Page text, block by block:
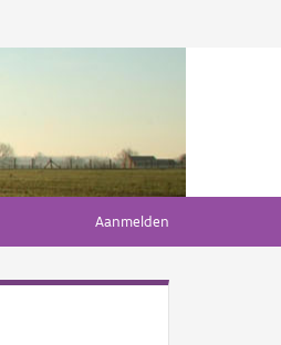
Aanmelden